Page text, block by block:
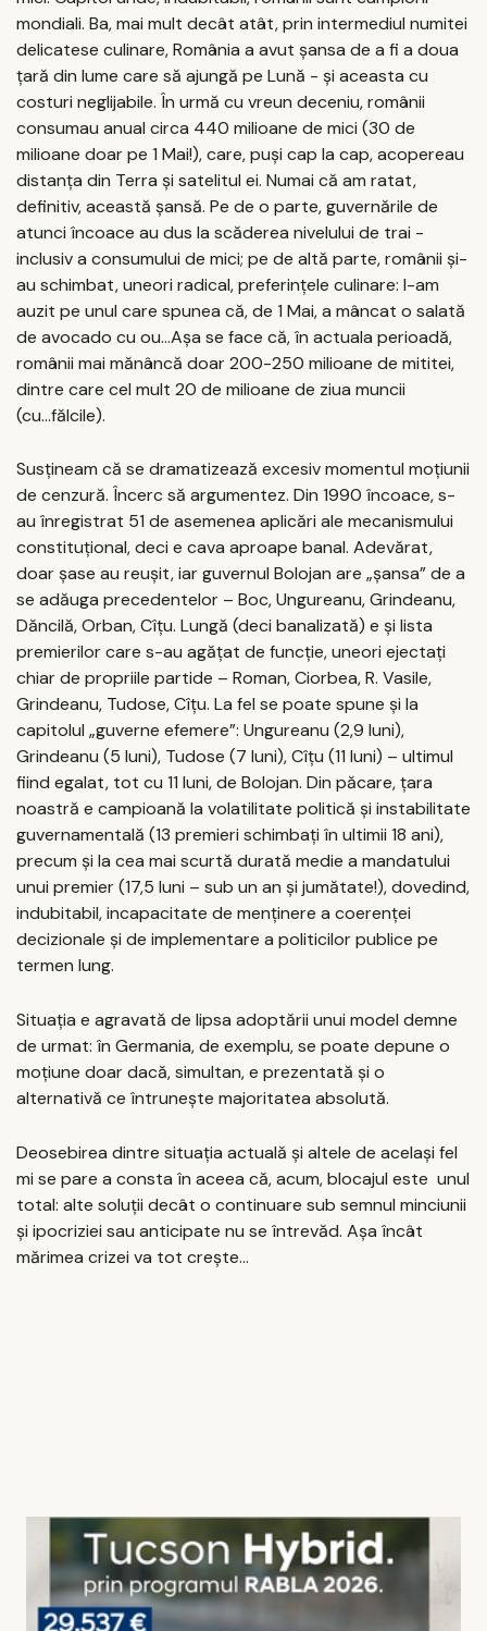
mondiali. Ba, mai mult decât atât, prin intermediul numitei
delicatese culinare, România a avut șansa de a fi a doua
țară din lume care să ajungă pe Lună - și aceasta cu
costuri neglijabile. În urmă cu vreun deceniu, românii
consumau anual circa 440 milioane de mici (30 de
milioane doar pe 1 Mai!), care, puși cap la cap, acopereau
distanța din Terra și satelitul ei. Numai că am ratat,
definitiv, această șansă. Pe de o parte, guvernările de
atunci încoace au dus la scăderea nivelului de trai -
inclusiv a consumului de mici; pe de altă parte, românii și-
au schimbat, uneori radical, preferințele culinare: l-am
auzit pe unul care spunea că, de 1 Mai, a mâncat o salată
de avocado cu ou...Așa se face că, în actuala perioadă,
românii mai mănâncă doar 200-250 milioane de mititei,
dintre care cel mult 20 de milioane de ziua muncii
(cu...fălcile).
Susțineam că se dramatizează excesiv momentul moțiunii
de cenzură. Încerc să argumentez. Din 1990 încoace, s-
au înregistrat 51 de asemenea aplicări ale mecanismului
constituțional, deci e cava aproape banal. Adevărat,
doar șase au reușit, iar guvernul Bolojan are „șansa” de a
se adăuga precedentelor – Boc, Ungureanu, Grindeanu,
Dăncilă, Orban, Cîțu. Lungă (deci banalizată) e și lista
premierilor care s-au agățat de funcție, uneori ejectați
chiar de propriile partide – Roman, Ciorbea, R. Vasile,
Grindeanu, Tudose, Cîțu. La fel se poate spune și la
capitolul „guverne efemere”: Ungureanu (2,9 luni),
Grindeanu (5 luni), Tudose (7 luni), Cîțu (11 luni) – ultimul
fiind egalat, tot cu 11 luni, de Bolojan. Din păcare, țara
noastră e campioană la volatilitate politică și instabilitate
guvernamentală (13 premieri schimbați în ultimii 18 ani),
precum și la cea mai scurtă durată medie a mandatului
unui premier (17,5 luni – sub un an și jumătate!), dovedind,
indubitabil, incapacitate de menținere a coerenței
decizionale și de implementare a politicilor publice pe
termen lung.
Situația e agravată de lipsa adoptării unui model demne
de urmat: în Germania, de exemplu, se poate depune o
moțiune doar dacă, simultan, e prezentată și o
alternativă ce întrunește majoritatea absolută.
Deosebirea dintre situația actuală și altele de același fel
mi se pare a consta în aceea că, acum, blocajul este unul
total: alte soluții decât o continuare sub semnul minciunii
și ipocriziei sau anticipate nu se întrevăd. Așa încât
mărimea crizei va tot crește...